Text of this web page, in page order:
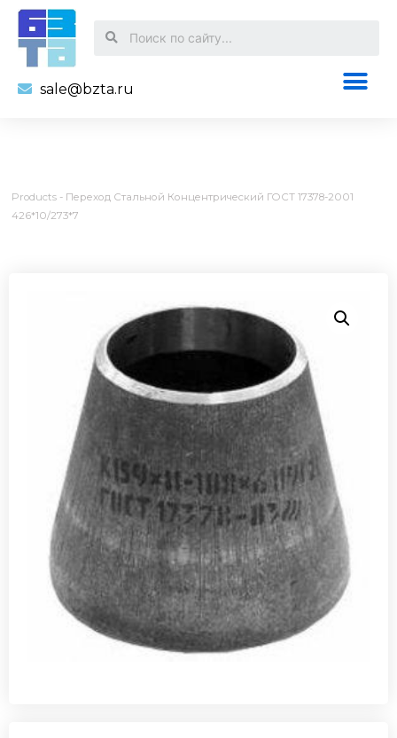
sale@bzta.ru
Products - Переход Стальной Концентрический ГОСТ 17378-2001
426*10/273*7